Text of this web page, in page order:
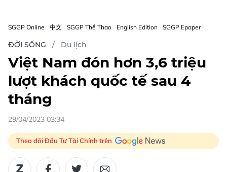
SGGP Online 中文 SGGP Thể Thao English Edition SGGP Epaper
ĐỜI SỐNG Du lịch
Việt Nam đón hơn 3,6 triệu
lượt khách quốc tế sau 4
tháng
29/04/2023 03:34
Theo dõi Đầu Tư Tài Chính trên